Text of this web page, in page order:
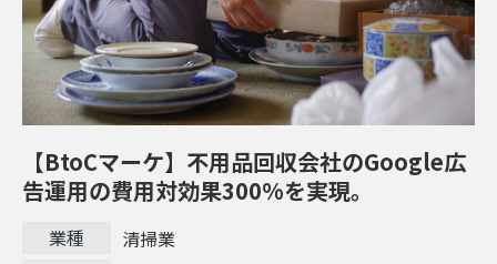
【BtoCマーケ】不用品回収会社のGoogle広
告運用の費用対効果300%を実現。
業種
清掃業